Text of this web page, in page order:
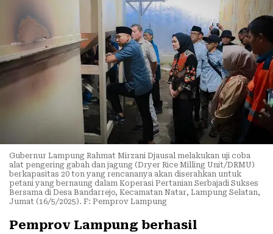
Gubernur Lampung Rahmat Mirzani Djausal melakukan uji coba
alat pengering gabah dan jagung (Dryer Rice Milling Unit/DRMU)
berkapasitas 20 ton yang rencananya akan diserahkan untuk
petani yang bernaung dalam Koperasi Pertanian Serbajadi Sukses
Bersama di Desa Bandarrejo, Kecamatan Natar, Lampung Selatan,
Jumat (16/5/2025). F: Pemprov Lampung
Pemprov Lampung berhasil